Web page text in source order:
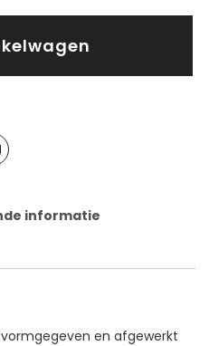
informatie
en afgewerkt